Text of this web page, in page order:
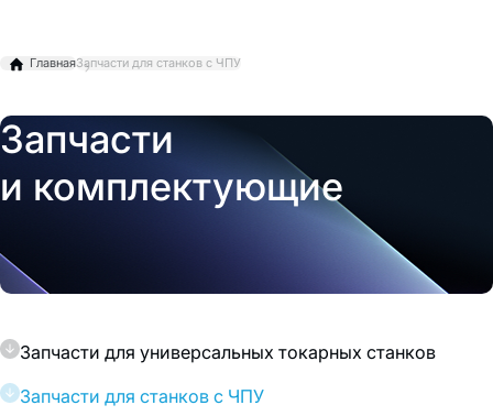
ГлавнаяЗапчасти для станков с ЧПУ
Запчасти
и комплектующие
Запчасти для универсальных токарных станков
Запчасти для станков с ЧПУ